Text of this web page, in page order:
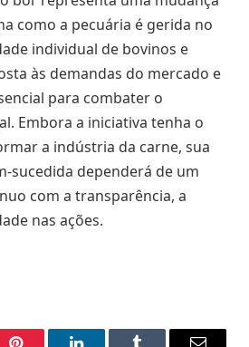
como a pecuária é gerida no
individual de bovinos e
às demandas do mercado e
para combater o
Embora a iniciativa tenha o
a indústria da carne, sua
sucedida dependerá de um
com a transparência, a
nas ações.